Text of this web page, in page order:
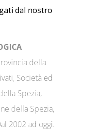
dal nostro
della
Società ed
Spezia,
della Spezia,
2002 ad oggi.